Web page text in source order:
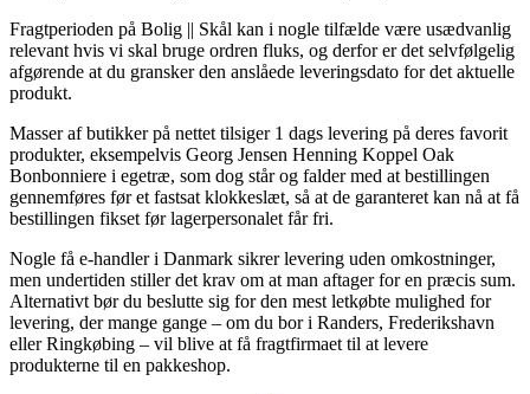
Fragtperioden på Bolig || Skål kan i nogle tilfælde være usædvanlig
relevant hvis vi skal bruge ordren fluks, og derfor er det selvfølgelig
afgørende at du gransker den anslåede leveringsdato for det aktuelle
produkt.
Masser af butikker på nettet tilsiger 1 dags levering på deres favorit
produkter, eksempelvis Georg Jensen Henning Koppel Oak
Bonbonniere i egetræ, som dog står og falder med at bestillingen
gennemføres før et fastsat klokkeslæt, så at de garanteret kan nå at få
bestillingen fikset før lagerpersonalet får fri.
Nogle få e-handler i Danmark sikrer levering uden omkostninger,
men undertiden stiller det krav om at man aftager for en præcis sum.
Alternativt bør du beslutte sig for den mest letkøbte mulighed for
levering, der mange gange – om du bor i Randers, Frederikshavn
eller Ringkøbing – vil blive at få fragtfirmaet til at levere
produkterne til en pakkeshop.